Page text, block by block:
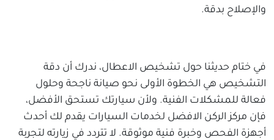
والإصلاح بدقة.
في ختام حديثنا حول تشخيص الاعطال، ندرك أن دقة
التشخيص هي الخطوة الأولى نحو صيانة ناجحة وحلول
فعالة للمشكلات الفنية. ولأن سيارتك تستحق الأفضل،
فإن مركز الركن الافضل لخدمات السيارات يقدم لك أحدث
أجهزة الفحص وخبرة فنية موثوقة. لا تتردد في زيارته لتجربة